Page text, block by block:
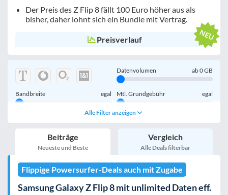
Der Preis des Z Flip 8 fällt 100 Euro höher aus als
bisher, daher lohnt sich ein Bundle mit Vertrag.
Preisverlauf
Datenvolumen ab0GB
Bandbreite egal Mtl. Grundgebühr egal
egal
inkl. Young-Tarife
nur 5G-Tarife inkl. Kombi-Tarife
mobile Festnetznummer
Alle Filter anzeigen
Beiträge
Neueste und Beste
Vergleich
Alle Deals filterbar
Flippige Powersurfer-Deals auch mit Zugabe
Samsung Galaxy Z Flip 8 mit unlimited Daten eff.